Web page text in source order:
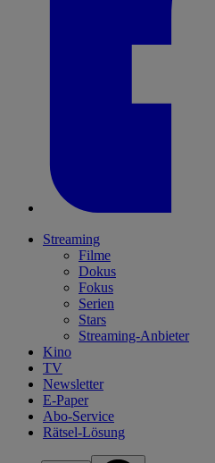
Streaming
Filme
Dokus
Fokus
Serien
Stars
Streaming-Anbieter
Kino
TV
Newsletter
E-Paper
Abo-Service
Rätsel-Lösung